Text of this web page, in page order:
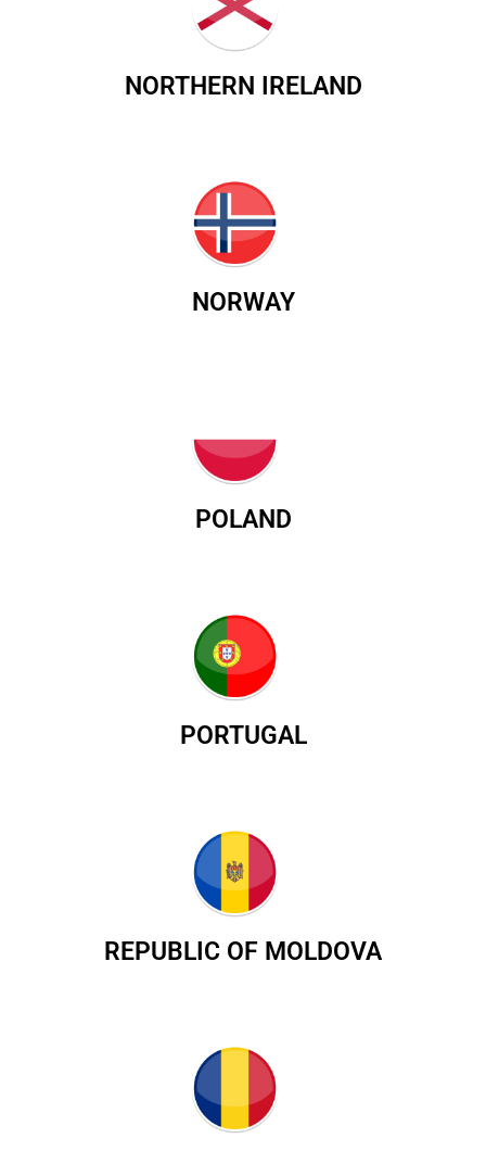
NORTHERN IRELAND
NORWAY
POLAND
PORTUGAL
REPUBLIC OF MOLDOVA